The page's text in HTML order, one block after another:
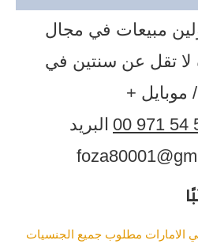
مبيعات في مجال
لا تقل عن سنتين في
​/ موبايل +
00 971 54 البريد
الامارات مطلوب جميع الجنسيات